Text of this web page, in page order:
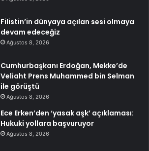
Filistin’in dünyaya açılan sesi olmaya
devam edeceğiz
Ağustos 8, 2026
Cumhurbaşkanı Erdoğan, Mekke’de
Veliaht Prens Muhammed bin Selman
ile görüştü
Ağustos 8, 2026
Ece Erken’den ‘yasak aşk’ açıklaması:
Hukuki yollara başvuruyor
Ağustos 8, 2026